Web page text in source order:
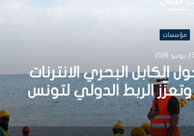
مؤسسات
2026
البحري الانترنات